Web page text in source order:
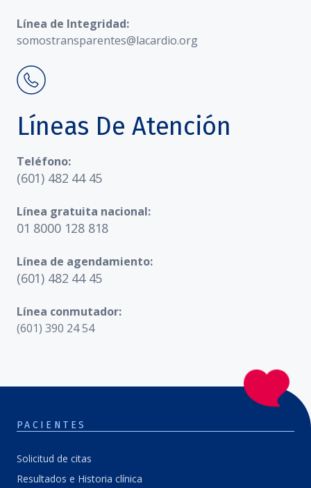
Línea de Integridad:
somostransparentes@lacardio.org
Líneas De Atención
Teléfono:
(601) 482 44 45
Línea gratuita nacional:
01 8000 128 818
Línea de agendamiento:
(601) 482 44 45
Línea conmutador:
(601) 390 24 54
PACIENTES
Solicitud de citas
Resultados e Historia clínica